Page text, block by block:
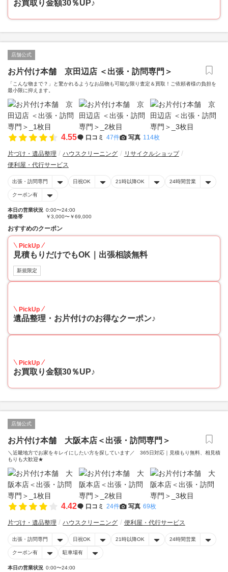
お買取り金額30％UP♪
店舗公式
お片付け本舗 京田辺店 ＜出張・訪問専門＞
「こんな物まで？」と驚かれるようなお品物も可能な限り査定＆買取！ご依頼者様の負担を
最小限に抑えます。
4.55 口コミ 47件 写真 114枚
片づけ・遺品整理 ハウスクリーニング
リサイクルショップ
便利屋・代行サービス
出張・訪問専門 日祝OK 21時以降OK 24時間営業
クーポン有
本日の営業状況 0:00〜24:00
価格帯
￥3,000〜￥69,000
おすすめのクーポン
PickUp
見積もりだけでもOK｜出張相談無料
新規限定
PickUp
遺品整理・お片付けのお得なクーポン♪
PickUp
お買取り金額30％UP♪
店舗公式
お片付け本舗 大阪本店＜出張・訪問専門＞
＼近畿地方でお家をキレイにしたい方を探しています／ 365日対応｜見積もり無料、相見積
もりも大歓迎★
4.42 口コミ 24件 写真 69枚
片づけ・遺品整理 ハウスクリーニング 便利屋・代行サービス
出張・訪問専門 日祝OK 21時以降OK 24時間営業
クーポン有 駐車場有
本日の営業状況 0:00〜24:00